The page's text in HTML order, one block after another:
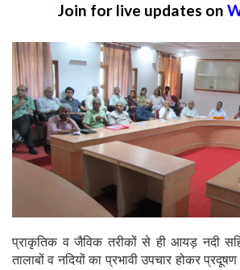
Join for live updates on
प्राकृतिक व जैविक तरीकों से ही आयड़ नदी
तालाबों व नदियों का प्रभावी उपचार होकर